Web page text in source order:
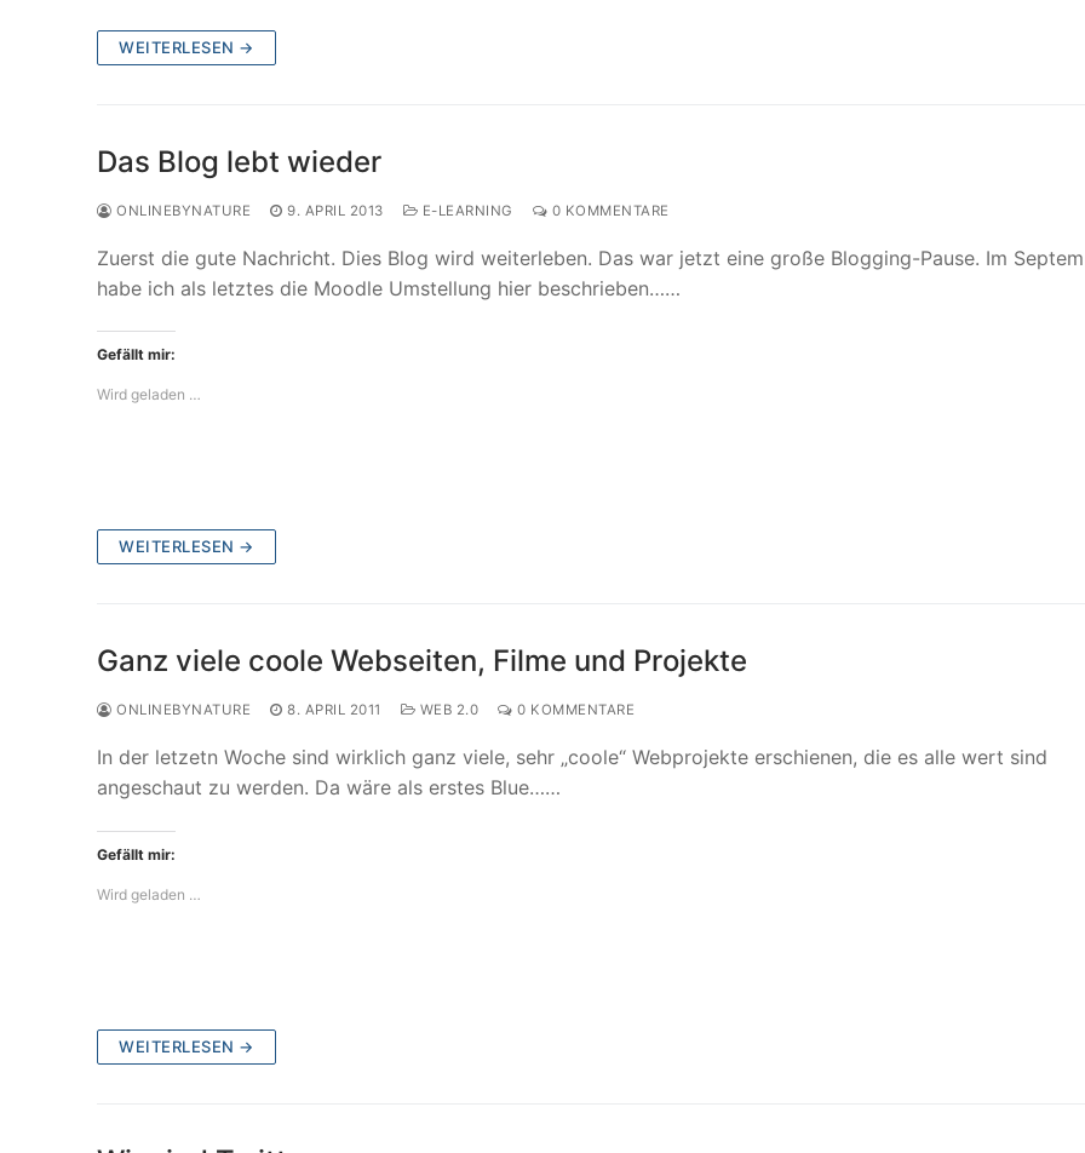
WEITERLESEN →
Das Blog lebt wieder
ONLINEBYNATURE 9. APRIL 2013 E-LEARNING 0 KOMMENTARE
Zuerst die gute Nachricht. Dies Blog wird weiterleben. Das war jetzt eine große Blogging-Pause. Im
habe ich als letztes die Moodle Umstellung hier beschrieben……
Gefällt mir:
Wird geladen …
WEITERLESEN →
Ganz viele coole Webseiten, Filme und Projekte
ONLINEBYNATURE 8. APRIL 2011 WEB 2.0 0 KOMMENTARE
In der letzetn Woche sind wirklich ganz viele, sehr „coole“ Webprojekte erschienen, die es alle wert sind
angeschaut zu werden. Da wäre als erstes Blue……
Gefällt mir:
Wird geladen …
WEITERLESEN →